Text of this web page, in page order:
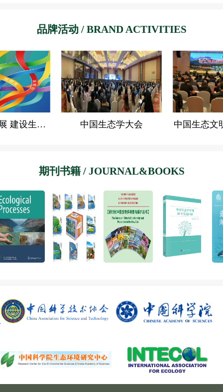
生态工程专业委员会 长期生态专业委员会
民族生态专业委员会 污染生态专业委员会
中药资源生态专业委员会 生态水文专业委员会
红树林生态专业委员会 稳定同位素生态专业委员会
生态遥感专业委员会 生物入侵生态专业委员会
流域生态专业委员会 产业生态专业委员会
区域生态专业委员会 生态气象专业委员会
品牌活动 / BRAND ACTIVITIES
“关注绿色发展 建设生态文明”生态科普作品大赛 中国生态学大会 中国生态文
期刊书籍 / JOURNAL&BOOKS